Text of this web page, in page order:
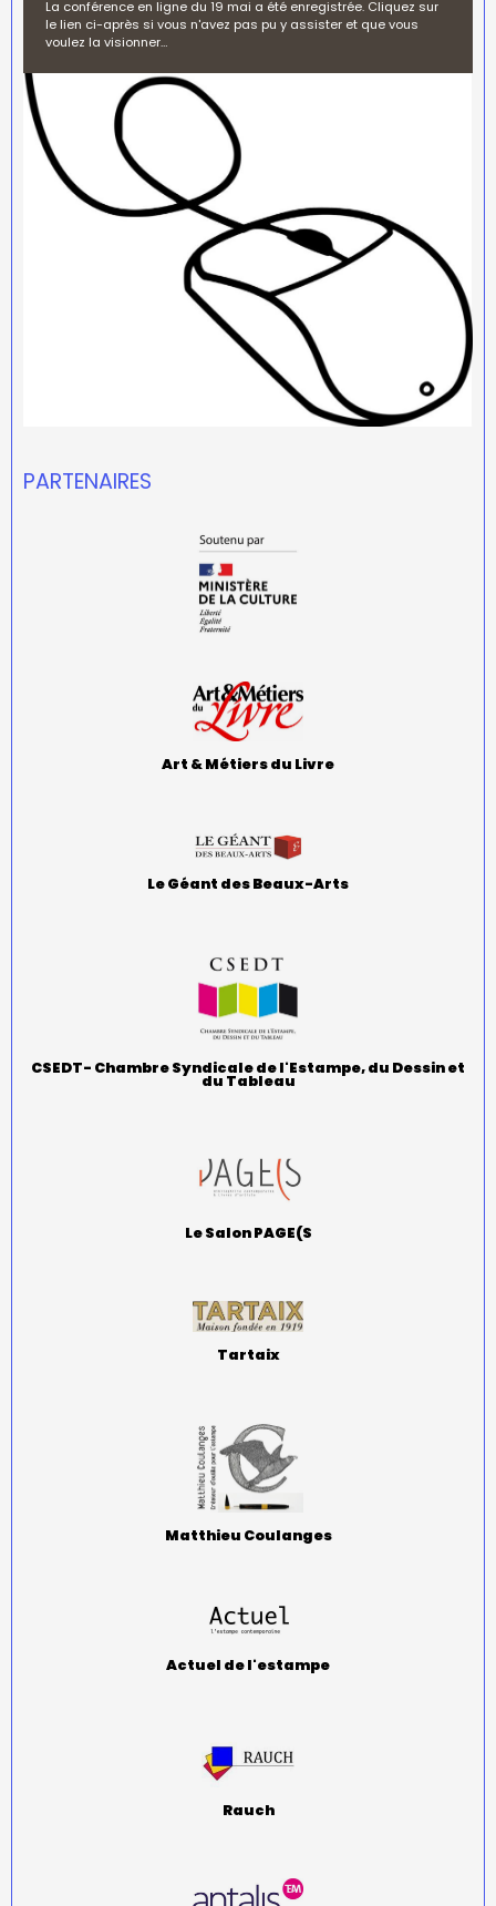
La conférence en ligne du 19 mai a été enregistrée. Cliquez sur
le lien ci-après si vous n'avez pas pu y assister et que vous
voulez la visionner…
PARTENAIRES
Art & Métiers du Livre
Le Géant des Beaux-Arts
CSEDT- Chambre Syndicale de l'Estampe, du Dessin et
du Tableau
Le Salon PAGE(S
Tartaix
Matthieu Coulanges
Actuel de l'estampe
Rauch